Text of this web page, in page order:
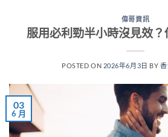
偉哥資訊
服用必利勁半小時沒見效
POSTED ON 2026年6月3日 BY
03
6 月